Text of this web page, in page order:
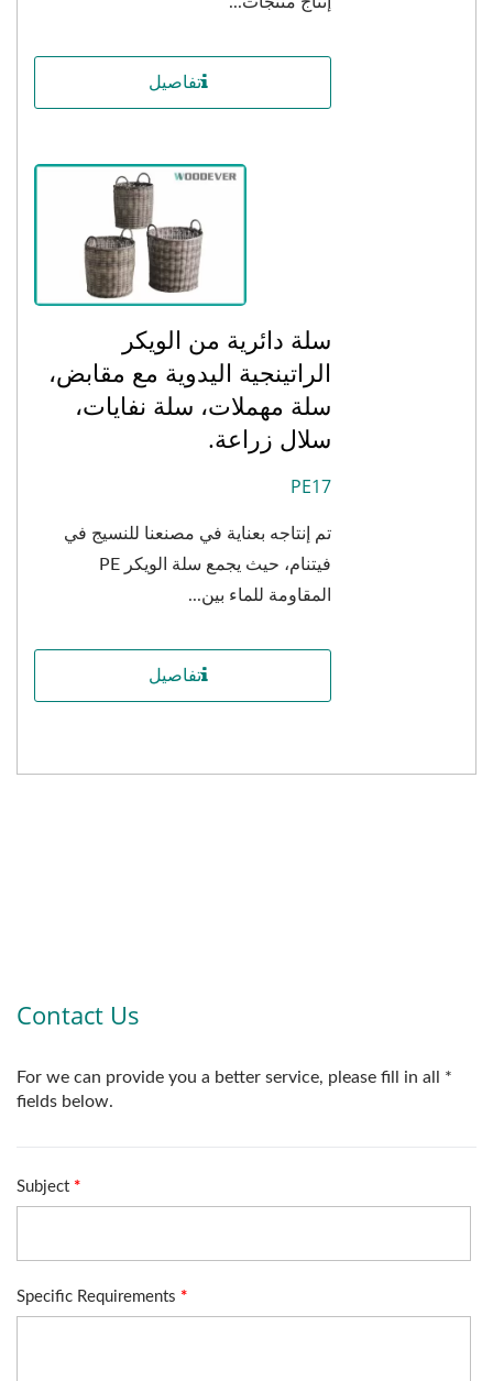
تفاصيل
سلة دائرية من الويكر
الراتينجية اليدوية مع مقابض،
سلة مهملات، سلة نفايات،
سلال زراعة.
PE17
تم إنتاجه بعناية في مصنعنا للنسيج في
فيتنام، حيث يجمع سلة الويكر PE
المقاومة للماء بين...
تفاصيل